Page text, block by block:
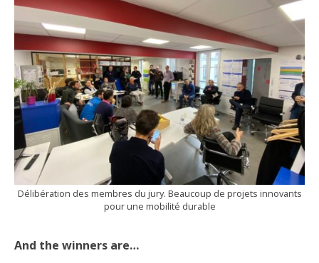
Délibération des membres du jury. Beaucoup de projets innovants
pour une mobilité durable
And the winners are…